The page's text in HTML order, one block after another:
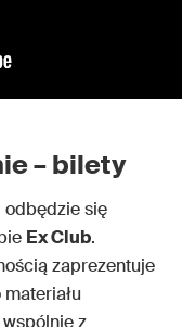
– bilety
odbędzie się
Ex Club.
zaprezentuje